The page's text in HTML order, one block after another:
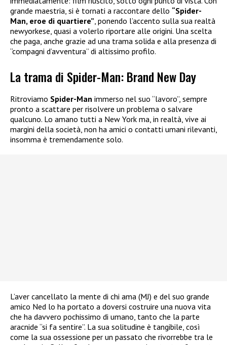
grande maestria, si è tornati a raccontare dello “Spider-
Man, eroe di quartiere” , ponendo l’accento sulla sua realtà
newyorkese, quasi a volerlo riportare alle origini. Una scelta
che paga, anche grazie ad una trama solida e alla presenza di
“compagni d’avventura” di altissimo profilo.
La trama di Spider-Man: Brand New Day
Ritroviamo Spider-Man immerso nel suo “lavoro”, sempre
pronto a scattare per risolvere un problema o salvare
qualcuno. Lo amano tutti a New York ma, in realtà, vive ai
margini della società, non ha amici o contatti umani rilevanti,
insomma è tremendamente solo.
L’aver cancellato la mente di chi ama (MJ) e del suo grande
amico Ned lo ha portato a doversi costruire una nuova vita
che ha davvero pochissimo di umano, tanto che la parte
aracnide “si fa sentire”. La sua solitudine è tangibile, così
come la sua ossessione per un passato che rivorrebbe tra le